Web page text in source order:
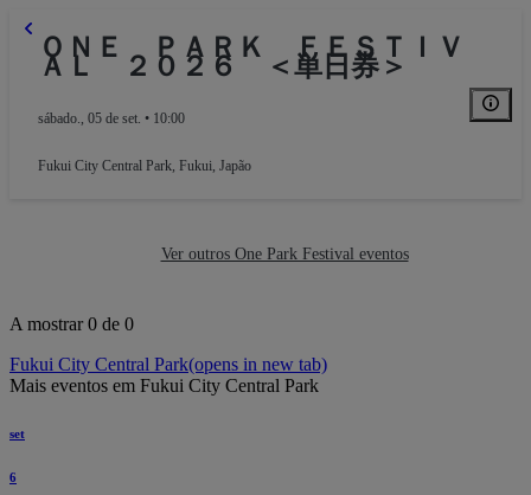
ＯＮＥ ＰＡＲＫ ＦＥＳＴＩＶ
ＡＬ ２０２６ ＜単日券＞
sábado., 05 de set. • 10:00
Fukui City Central Park, Fukui, Japão
Ver outros One Park Festival eventos
A mostrar 0 de 0
Fukui City Central Park(opens in new tab)
Mais eventos em Fukui City Central Park
set
6